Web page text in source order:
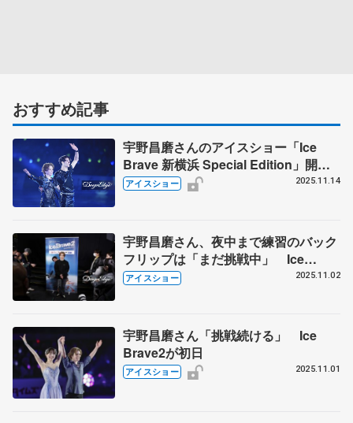
おすすめ記事
宇野昌磨さんのアイスショー「Ice
Brave 新横浜 Special Edition」開催
が決定！ ステファン・ランビエル氏
アイスショー 2025.11.14
宇野昌磨さん、夜中まで練習のバック
フリップは「まだ挑戦中」 Ice
Brave2はちょっとだけ競技時代を彷
アイスショー 2025.11.02
宇野昌磨さん「挑戦続ける」 Ice
Brave2が初日
アイスショー 2025.11.01